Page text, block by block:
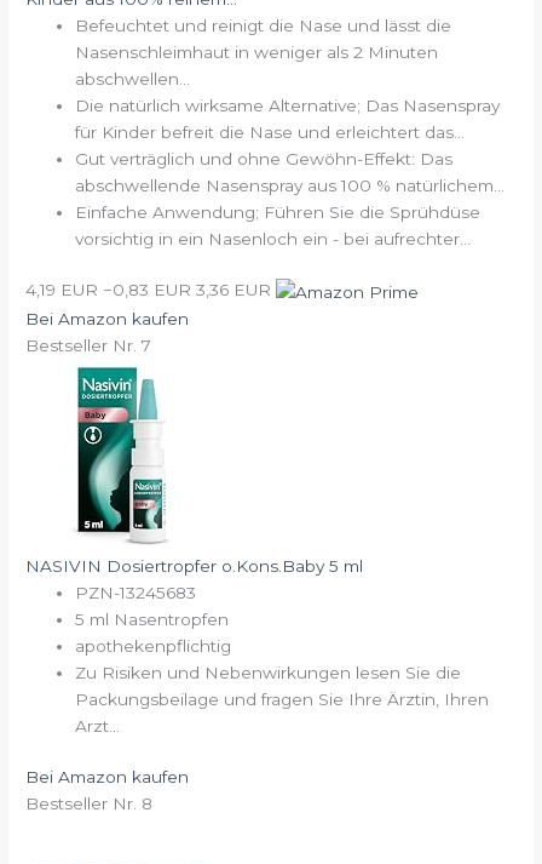
Befeuchtet und reinigt die Nase und lässt die
Nasenschleimhaut in weniger als 2 Minuten
abschwellen...
Die natürlich wirksame Alternative; Das Nasenspray
für Kinder befreit die Nase und erleichtert das...
Gut verträglich und ohne Gewöhn-Effekt: Das
abschwellende Nasenspray aus 100 % natürlichem...
Einfache Anwendung; Führen Sie die Sprühdüse
vorsichtig in ein Nasenloch ein - bei aufrechter...
4,19 EUR −0,83 EUR 3,36 EUR
Bei Amazon kaufen
Bestseller Nr. 7
NASIVIN Dosiertropfer o.Kons.Baby 5 ml
PZN-13245683
5 ml Nasentropfen
apothekenpflichtig
Zu Risiken und Nebenwirkungen lesen Sie die
Packungsbeilage und fragen Sie Ihre Ärztin, Ihren
Arzt...
Bei Amazon kaufen
Bestseller Nr. 8